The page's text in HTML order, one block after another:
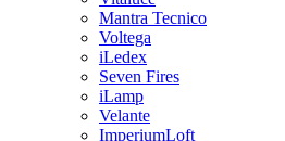
Mantra Tecnico
Voltega
iLedex
Seven Fires
iLamp
Velante
ImperiumLoft